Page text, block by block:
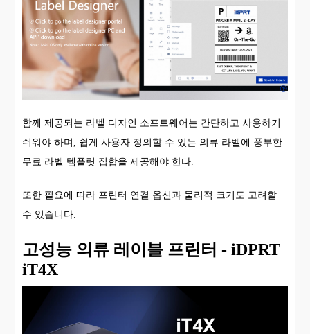
함께 제공되는 라벨 디자인 소프트웨어는 간단하고 사용하기
쉬워야 하며, 쉽게 사용자 정의할 수 있는 의류 라벨에 풍부한
무료 라벨 템플릿 집합을 제공해야 한다.
또한 필요에 따라 프린터 연결 옵션과 물리적 크기도 고려할
수 있습니다.
고성능 의류 레이블 프린터 - iDPRT
iT4X